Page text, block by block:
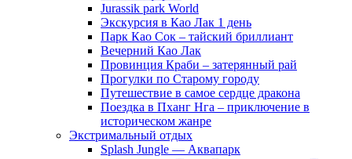
Jurassik park World
Экскурсия в Као Лак 1 день
Парк Као Сок – тайский бриллиант
Вечерний Као Лак
Провинция Краби – затерянный рай
Прогулки по Старому городу
Путешествие в самое сердце дракона
Поездка в Пханг Нга – приключение в
историческом жанре
Экстримальный отдых
Splash Jungle — Аквапарк